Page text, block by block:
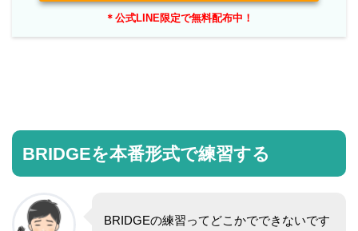
＊公式LINE限定で無料配布中！
BRIDGEを本番形式で練習する
BRIDGEの練習ってどこかでできないです